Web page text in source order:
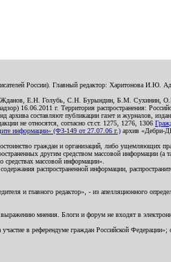
России). Главный редактор: Харитонова И.Ю.
Жданов, Е.Н. Голубь, С.Н. Бурындин, Б.М. Сухинин,
16.06.2011 г. Территория распространения:
архива составляют публикации газет и журналов,
не относятся, согласно ст.ст. 1275, 1276, 1306
информации» (ФЗ-149 от 27.07.06 г.) архив «Дебри-
граждан и организаций, либо ущемляющих
другим средством массовой информации (а
средствах массовой информации».
распространенной информации,
и главного редактор», - из апелляционного
мнения. Блоги и форум не входят в
в референдуме граждан Российской Федерации»;